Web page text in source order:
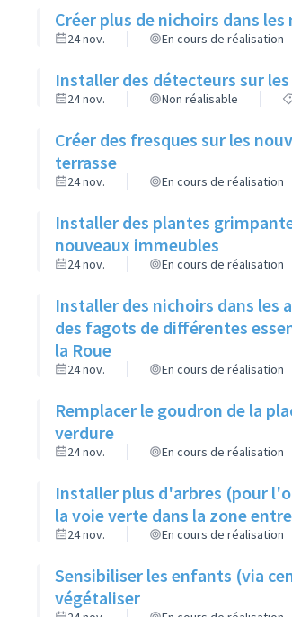
Créer plus de nichoirs
24 nov. En cours de réalisation
Installer des détecteurs sur
24 nov. Non réalisable
Créer des fresques sur les
terrasse
24 nov. En cours de réalisation
Installer des plantes
nouveaux immeubles
24 nov. En cours de réalisation
Installer des nichoirs dans les
des fagots de différentes
la Roue
24 nov. En cours de réalisation
Remplacer le goudron de la
verdure
24 nov. En cours de réalisation
Installer plus d'arbres (pour
la voie verte dans la zone
24 nov. En cours de réalisation
Sensibiliser les enfants (via
végétaliser